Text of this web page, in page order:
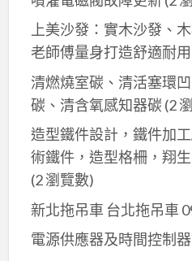
上美沙發：實木沙發、
老師傅量身打造舒適耐用
清燃燒室碳、清活塞環
碳、清含氧感知器碳 (2
造型鐵件設計，鐵件加
術鐵件，造型格柵，翔
(2 瀏覽數)
新北拖吊車 台北拖吊車
電源供應器及時間控制